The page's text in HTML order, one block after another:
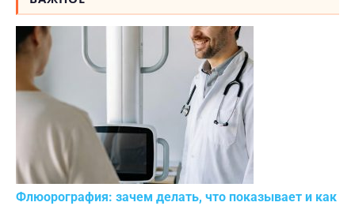
Флюорография: зачем делать, что показывает и как